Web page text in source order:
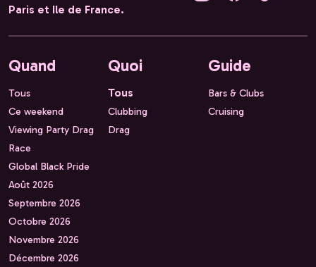
Paris et Ile de France.
Quand
Tous
Ce weekend
Viewing Party Drag
Race
Global Black Pride
Août 2026
Septembre 2026
Octobre 2026
Novembre 2026
Décembre 2026
Quoi
Tous
Clubbing
Drag
Guide
Bars & Clubs
Cruising